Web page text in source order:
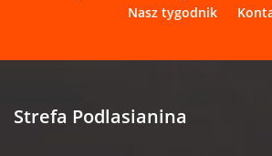
Nasz tygodnik
Strefa Podlasianina